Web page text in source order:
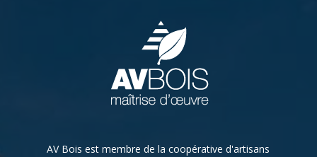
AV Bois est membre de la coopérative d'artisans